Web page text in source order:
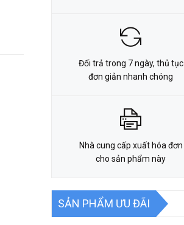
Đổi trả trong 7 ngày, thủ tục
đơn giản nhanh chóng
Nhà cung cấp xuất hóa đơn
cho sản phẩm này
SẢN PHẨM ƯU ĐÃI